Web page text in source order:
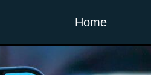
Home